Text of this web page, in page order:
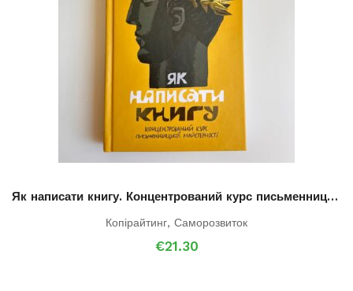
Як написати книгу. Концентрований курс письменницької майстерності
Копірайтинг, Саморозвиток
€21.30